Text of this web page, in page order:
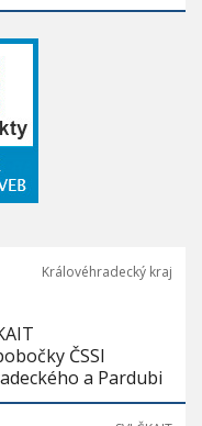
Královéhradecký kraj
ČSSI
a Pardubi